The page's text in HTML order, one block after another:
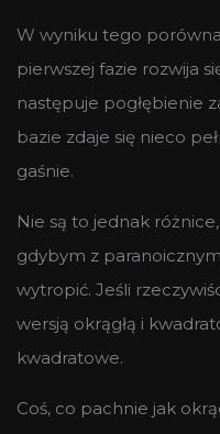
W wyniku tego
pierwszej fazie rozwija
następuje pogłębienie
bazie zdaje się nieco
gaśnie.
Nie są to jednak
gdybym z
wytropić. Jeśli
wersją okrągłą i
kwadratowe.
Coś, co pachnie jak